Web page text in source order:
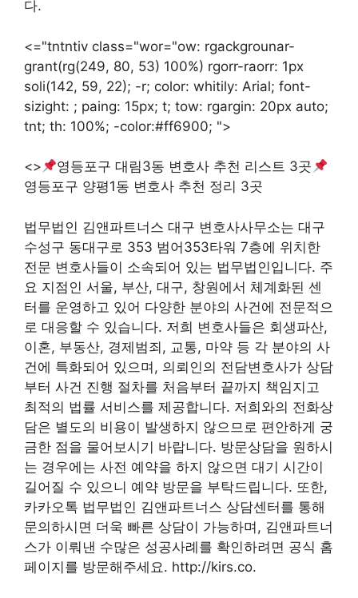
다.
<="tntntiv class="wor="ow: rgackgrounar-
grant(rg(249, 80, 53) 100%) rgorr-raorr: 1px
soli(142, 59, 22); -r; color: whitily: Arial; font-
sizight: ; paing: 15px; t; tow: rgargin: 20px auto;
tnt; th: 100%; -color:#ff6900; ">
<>
영등포구 대림3동 변호사 추천 리스트 3곳
영등포구 양평1동 변호사 추천 정리 3곳
법무법인 김앤파트너스 대구 변호사사무소는 대구
수성구 동대구로 353 범어353타워 7층에 위치한
전문 변호사들이 소속되어 있는 법무법인입니다. 주
요 지점인 서울, 부산, 대구, 창원에서 체계화된 센
터를 운영하고 있어 다양한 분야의 사건에 전문적으
로 대응할 수 있습니다. 저희 변호사들은 회생파산,
이혼, 부동산, 경제범죄, 교통, 마약 등 각 분야의 사
건에 특화되어 있으며, 의뢰인의 전담변호사가 상담
부터 사건 진행 절차를 처음부터 끝까지 책임지고
최적의 법률 서비스를 제공합니다. 저희와의 전화상
담은 별도의 비용이 발생하지 않으므로 편안하게 궁
금한 점을 물어보시기 바랍니다. 방문상담을 원하시
는 경우에는 사전 예약을 하지 않으면 대기 시간이
길어질 수 있으니 예약 방문을 부탁드립니다. 또한,
카카오톡 법무법인 김앤파트너스 상담센터를 통해
문의하시면 더욱 빠른 상담이 가능하며, 김앤파트너
스가 이뤄낸 수많은 성공사례를 확인하려면 공식 홈
페이지를 방문해주세요. http://kirs.co.